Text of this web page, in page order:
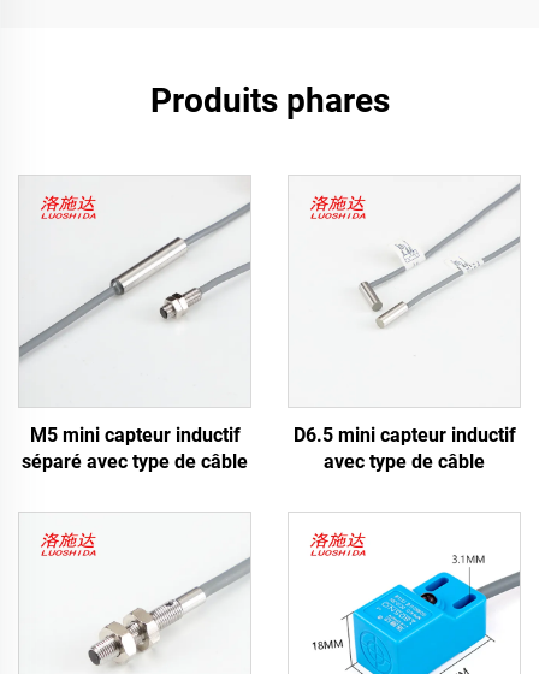
Produits phares
M5 mini capteur inductif
séparé avec type de câble
D6.5 mini capteur inductif
avec type de câble